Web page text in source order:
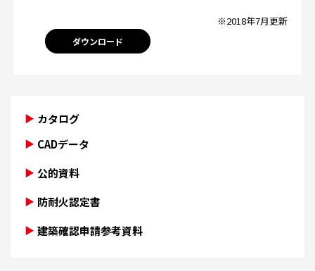
※2018年7月更新
ダウンロード
カタログ
CADデータ
公的資料
防耐火認定書
建築確認申請参考資料